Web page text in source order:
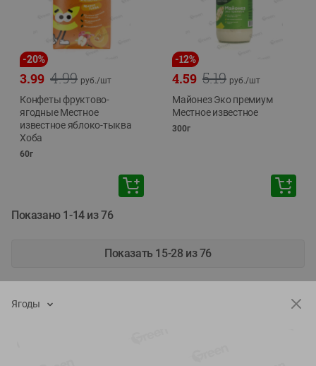
-20%
4.99
3.99 руб./шт
Конфеты фруктово-
ягодные Местное
известное яблоко-тыква
Хоба
60г
-12%
5.19
4.59 руб./шт
Майонез Эко премиум
Местное известное
300г
Показано 1-14 из 76
Показать 15-28 из 76
Ягоды